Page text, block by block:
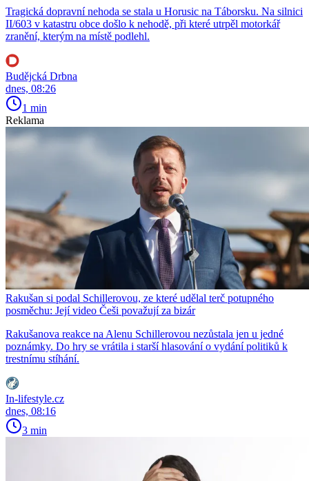
Tragická dopravní nehoda se stala u Horusic na Táborsku. Na silnici
II/603 v katastru obce došlo k nehodě, při které utrpěl motorkář
zranění, kterým na místě podlehl.
Budějcká Drbna
dnes, 08:26
1 min
Reklama
Rakušan si podal Schillerovou, ze které udělal terč potupného
posměchu: Její video Češi považují za bizár
Rakušanova reakce na Alenu Schillerovou nezůstala jen u jedné
poznámky. Do hry se vrátila i starší hlasování o vydání politiků k
trestnímu stíhání.
In-lifestyle.cz
dnes, 08:16
3 min